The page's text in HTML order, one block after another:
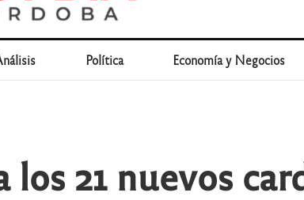
Política Economía y Negocios
los 21 nuevos